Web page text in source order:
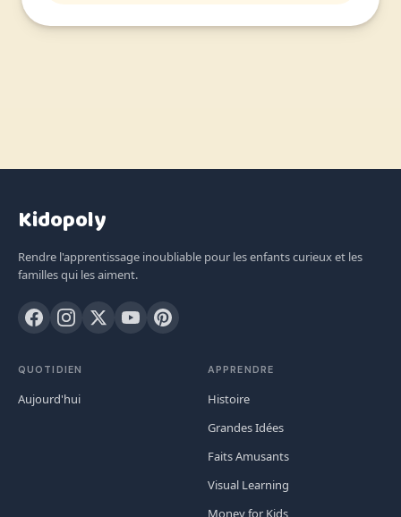
Kidopoly
Rendre l'apprentissage inoubliable pour les enfants curieux et les
familles qui les aiment.
QUOTIDIEN
Aujourd'hui
APPRENDRE
Histoire
Grandes Idées
Faits Amusants
Visual Learning
Money for Kids